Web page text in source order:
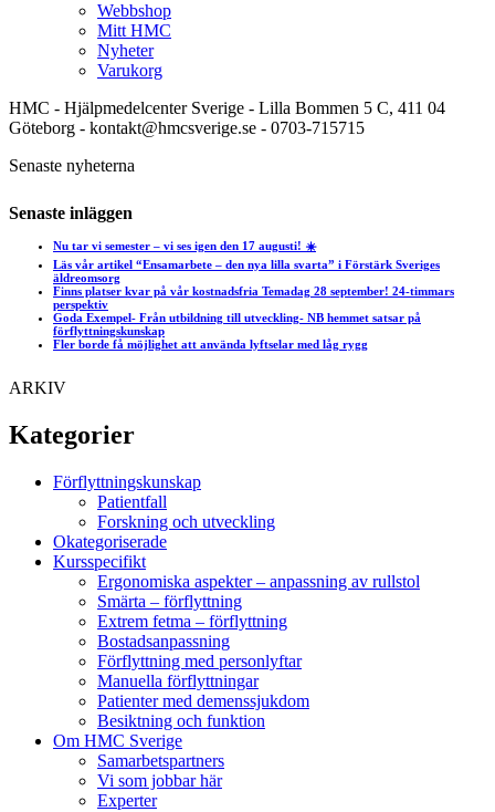
Webbshop
Mitt HMC
Nyheter
Varukorg
HMC - Hjälpmedelcenter Sverige - Lilla Bommen 5 C, 411 04
Göteborg - kontakt@hmcsverige.se - 0703-715715
Senaste nyheterna
Senaste inläggen
Nu tar vi semester – vi ses igen den 17 augusti! ☀️
Läs vår artikel “Ensamarbete – den nya lilla svarta” i Förstärk Sveriges
äldreomsorg
Finns platser kvar på vår kostnadsfria Temadag 28 september! 24-timmars
perspektiv
Goda Exempel- Från utbildning till utveckling- NB hemmet satsar på
förflyttningskunskap
Fler borde få möjlighet att använda lyftselar med låg rygg
ARKIV
Kategorier
Förflyttningskunskap
Patientfall
Forskning och utveckling
Okategoriserade
Kursspecifikt
Ergonomiska aspekter – anpassning av rullstol
Smärta – förflyttning
Extrem fetma – förflyttning
Bostadsanpassning
Förflyttning med personlyftar
Manuella förflyttningar
Patienter med demenssjukdom
Besiktning och funktion
Om HMC Sverige
Samarbetspartners
Vi som jobbar här
Experter